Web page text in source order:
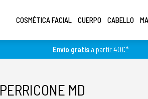
Envío gratis a partir 40€*
COSMÉTICA FACIAL CUERPO CABELLO
PERRICONE MD